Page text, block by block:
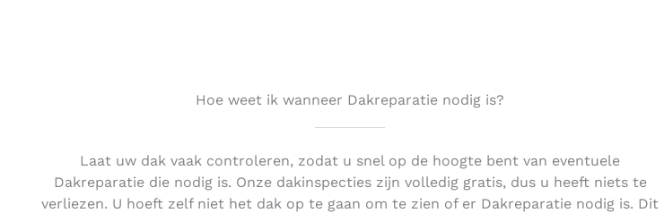
Hoe weet ik wanneer Dakreparatie nodig is?
Laat uw dak vaak controleren, zodat u snel op de hoogte bent van eventuele
Dakreparatie die nodig is. Onze dakinspecties zijn volledig gratis, dus u heeft niets te
verliezen. U hoeft zelf niet het dak op te gaan om te zien of er Dakreparatie nodig is. Dit